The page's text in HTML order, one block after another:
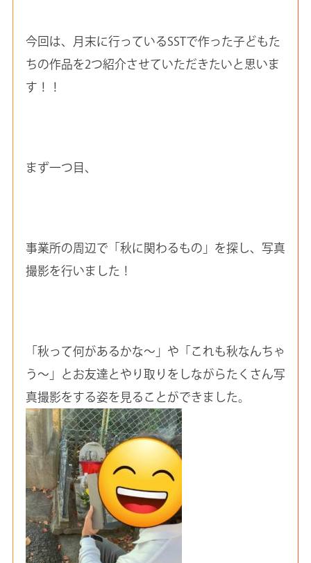
今回は、月末に行っているSSTで作った子どもた
ちの作品を2つ紹介させていただきたいと思いま
す！！
まず一つ目、
事業所の周辺で「秋に関わるもの」を探し、写真
撮影を行いました！
「秋って何があるかな～」や「これも秋なんちゃ
う～」とお友達とやり取りをしながらたくさん写
真撮影をする姿を見ることができました。